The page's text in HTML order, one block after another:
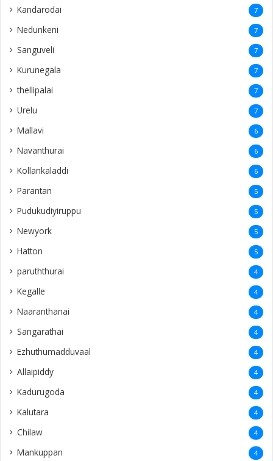
Kandarodai 7
Nedunkeni 7
Sanguveli 7
Kurunegala 7
thellipalai 7
Urelu 7
Mallavi 6
Navanthurai 6
Kollankaladdi 6
Parantan 5
Pudukudiyiruppu 5
Newyork 5
Hatton 5
paruththurai 4
Kegalle 4
Naaranthanai 4
Sangarathai 4
Ezhuthumadduvaal 4
Allaipiddy 4
Kadurugoda 4
Kalutara 4
Chilaw 4
Mankuppan 4